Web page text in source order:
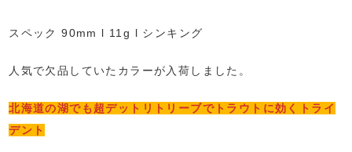
スペック 90mm l 11g l シンキング
人気で欠品していたカラーが入荷しました。
北海道の湖でも超デットリトリーブでトラウトに効くトライ
デント